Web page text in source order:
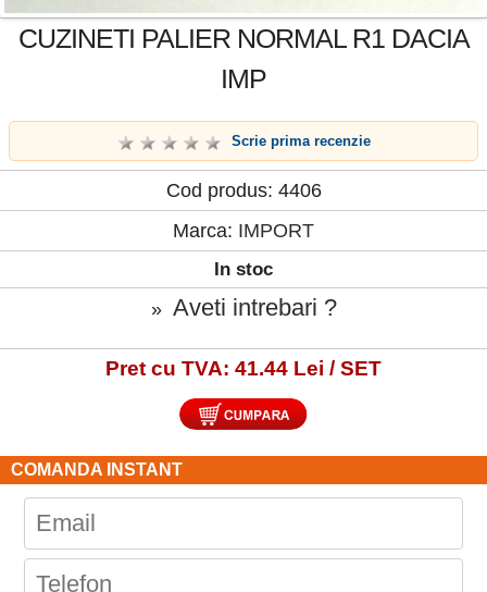
CUZINETI PALIER NORMAL R1 DACIA
IMP
Scrie prima recenzie
Cod produs: 4406
Marca: IMPORT
In stoc
» Aveti intrebari ?
Pret cu TVA: 41.44 Lei / SET
COMANDA INSTANT